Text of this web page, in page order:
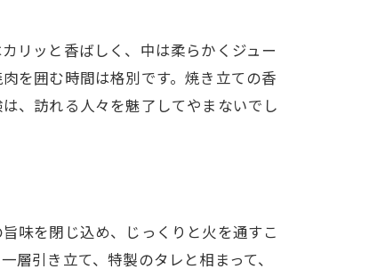
リッと香ばしく、中は柔らかくジュー
を囲む時間は格別です。焼き立ての香
、訪れる人々を魅了してやまないでし
味を閉じ込め、じっくりと火を通すこ
引き立て、特製のタレと相まって、